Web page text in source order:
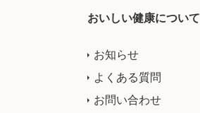
おいしい健康について
お知らせ
よくある質問
お問い合わせ